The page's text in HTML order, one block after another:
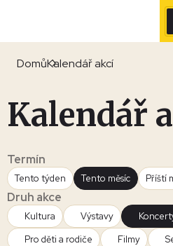
DomůKalendář akcí
Kalendář
Termín
Tento týden Tento měsíc Příští
Druh akce
Kultura Výstavy
Pro děti a rodiče
Filmy